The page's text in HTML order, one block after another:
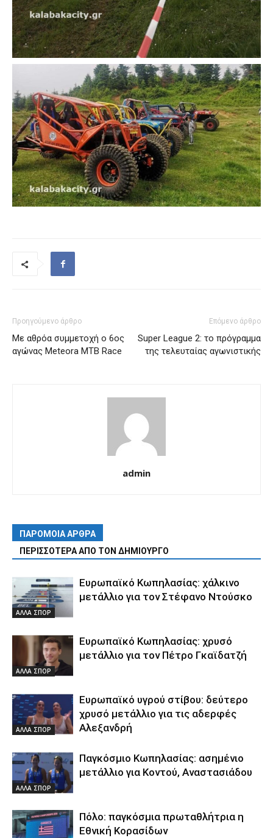
Προηγούμενο άρθρο
Με αθρόα συμμετοχή ο 6ος
αγώνας Meteora MTB Race
Επόμενο άρθρο
Super League 2: το πρόγραμμα
της τελευταίας αγωνιστικής
admin
ΠΑΡΟΜΟΙΑ ΑΡΘΡΑ
ΠΕΡΙΣΣΟΤΕΡΑ ΑΠΟ ΤΟΝ ΔΗΜΙΟΥΡΓΟ
ΑΛΛΑ ΣΠΟΡ
Ευρωπαϊκό Κωπηλασίας: χάλκινο
μετάλλιο για τον Στέφανο Ντούσκο
ΑΛΛΑ ΣΠΟΡ
Ευρωπαϊκό Κωπηλασίας: χρυσό
μετάλλιο για τον Πέτρο Γκαϊδατζή
ΑΛΛΑ ΣΠΟΡ
Ευρωπαϊκό υγρού στίβου: δεύτερο
χρυσό μετάλλιο για τις αδερφές
Αλεξανδρή
ΑΛΛΑ ΣΠΟΡ
Παγκόσμιο Κωπηλασίας: ασημένιο
μετάλλιο για Κοντού, Αναστασιάδου
Πόλο: παγκόσμια πρωταθλήτρια η
Εθνική Κορασίδων